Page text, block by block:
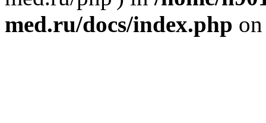
med.ru/docs/index.php